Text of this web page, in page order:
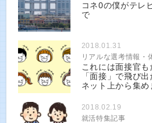
コネ0の僕がテレ
で
2018.01.31
リアルな選考情報・
これには面接官
「面接」で飛び
ネット上から集め
2018.02.19
就活特集記事